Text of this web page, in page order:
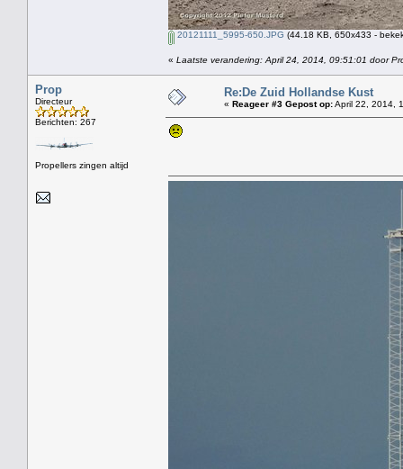
20121111_5995-650.JPG (44.18 KB, 650x433 -
« Laatste verandering: April 24, 2014, 09:51:01 door
Prop
Directeur
Berichten: 267
Propellers zingen altijd
Re:De Zuid Hollandse Kust
« Reageer #3 Gepost op:April 22, 2014,